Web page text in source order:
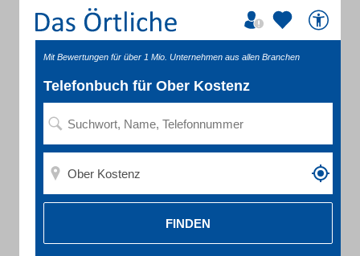
Mit Bewertungen für über 1 Mio. Unternehmen aus allen Branchen
Telefonbuch für Ober Kostenz
FINDEN